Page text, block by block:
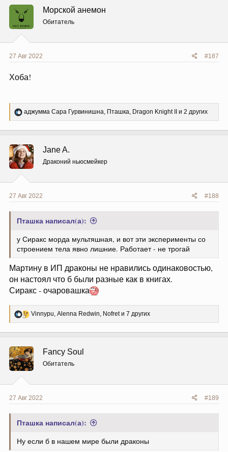
ц
и
и
:
Морской анемон
Обитатель
27 Авг 2022 #187
Хоба!
Р
е
ц
и
и
:
аджумма Сара Гурвинишна, Пташка, Dragon Knight II и 2 других
Jane A.
Драконий ньюсмейкер
27 Авг 2022 #188
Пташка написал(а):
у Сиракс морда мультяшная, и вот эти эксперименты со
строением тела явно лишние. Работает - не трогай
Мартину в ИП драконы не нравились одинаковостью,
он настоял что б были разные как в книгах.
Сиракс - очаровашка
Р
е
ц
и
и
:
Vinnypu, Alenna Redwin, Nofretи 7 других
Fancy Soul
Обитатель
27 Авг 2022 #189
Пташка написал(а):
Ну если б в нашем мире были драконы